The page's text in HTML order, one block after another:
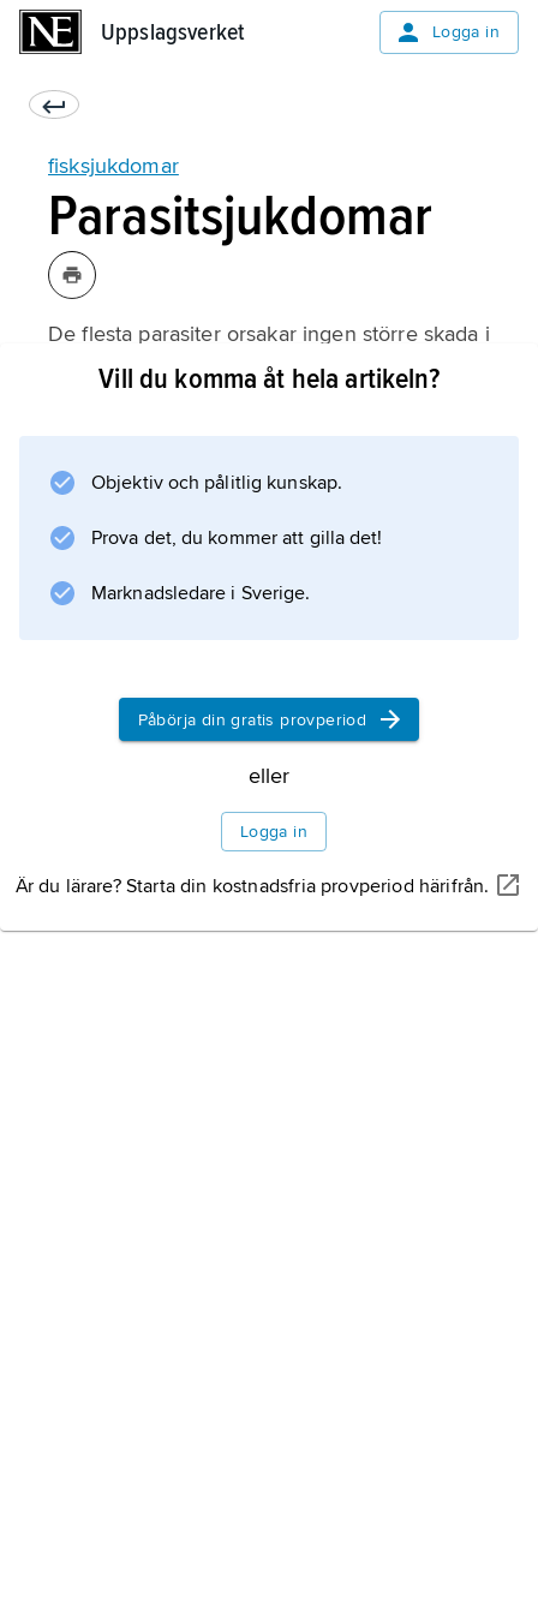
Uppslagsverket Logga in
fisksjukdomar
Parasitsjukdomar
De flesta parasiter orsakar ingen större skada i
sitt värddjur. Emellertid kan parasiter ibland
försämrad organfunktion eller sårskador. Vid
massförekomst av vissa, ofta encelliga, arter
Vill du komma åt hela artikeln?
Objektiv och pålitlig kunskap.
Prova det, du kommer att gilla det!
Marknadsledare i Sverige.
Påbörja din gratis provperiod
eller
Logga in
Är du lärare? Starta din kostnadsfria provperiod härifrån.